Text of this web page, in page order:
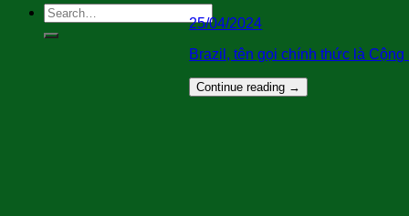
25/04/2024
Brazil, tên gọi chính thức là
Continue reading →